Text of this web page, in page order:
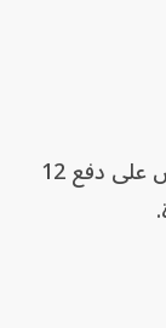
وبحسب الوكالة، فإن مذكرة التفاهم تنص على دفع 12